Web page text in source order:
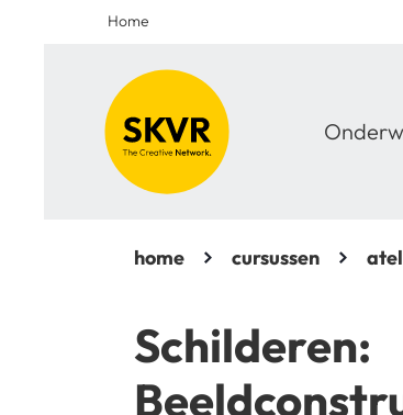
Home
home cursussen
Schilderen: